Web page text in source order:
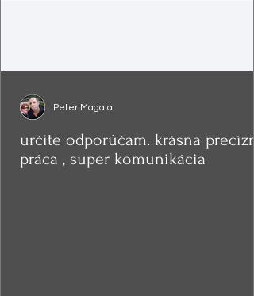
určite odporúčam. krásna
práca , super komunikácia
Peter Magala